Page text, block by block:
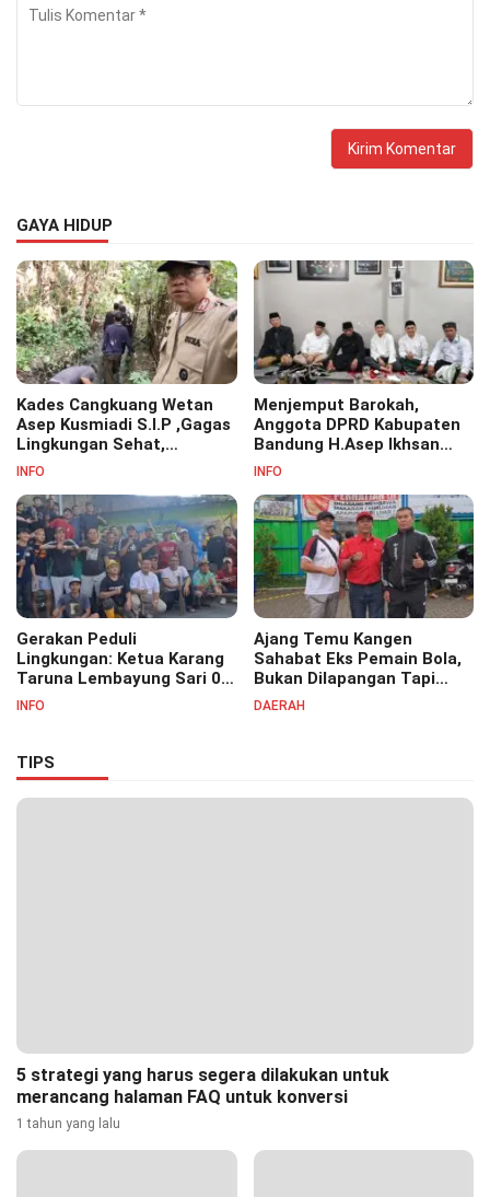
GAYA HIDUP
Kades Cangkuang Wetan
Asep Kusmiadi S.I.P ,Gagas
Lingkungan Sehat,
Bersihkan Saluran Air di RW
INFO
Menjemput Barokah,
Anggota DPRD Kabupaten
Bandung H.Asep Ikhsan
S.Pd.M.M Hadiri Haul Akbar
Pesantren Cipasung.
INFO
Gerakan Peduli
Lingkungan: Ketua Karang
Taruna Lembayung Sari 09
Irvan Permana Ajak
INFO
Ajang Temu Kangen
Sahabat Eks Pemain Bola,
Bukan Dilapangan Tapi
Ditongkrongan
DAERAH
TIPS
5 strategi yang harus segera dilakukan untuk
merancang halaman FAQ untuk konversi
1 tahun yang lalu